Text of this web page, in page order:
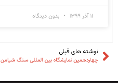
۱۱ آذر ۱۳۹۹ بدون دیدگاه
نوشته های قبلی
چهاردهمین نمایشگاه بین المللی سنگ شیامن